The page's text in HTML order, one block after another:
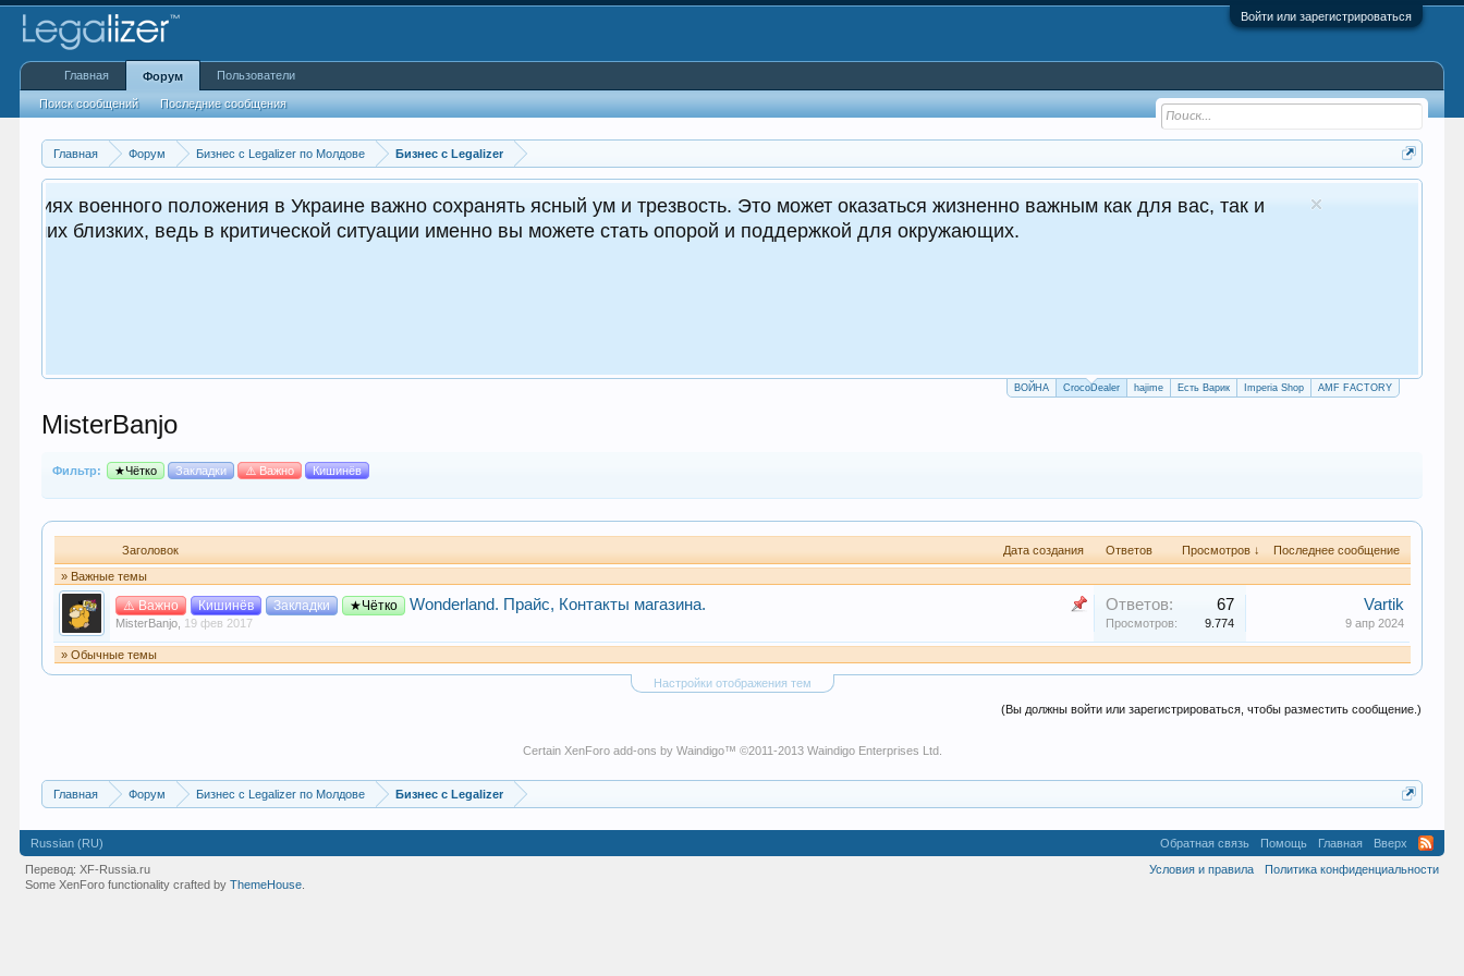
Войти или зарегистрироваться
Главная Форум Бизнес с Legalizer по Молдове Бизнес с Legalizer
как для вас, так и
CrocoDealer - №1 в Молдове Сайт авто продаж
Круглосуточные продажи 24/7
ВОЙНА CrocoDealer hajime Есть Варик Imperia Shop AMF FACTORY
MisterBanjo
Фильтр: ★Чётко Закладки ⚠️ Важно Кишинёв
Заголовок Дата создания Ответов Просмотров ↓
Последнее сообщение
» Важные темы
⚠️ Важно Кишинёв Закладки ★Чётко Wonderland. Прайс, Контакты магазина.
MisterBanjo 19 фев 2017
Ответов: 67
Просмотров: 9.774
Vartik
9 апр 2024
» Обычные темы
Настройки отображения тем
(Вы должны войти или зарегистрироваться, чтобы разместить сообщение.)
Certain XenForo add-ons by Waindigo™ ©2011-2013 Waindigo Enterprises Ltd.
Главная Форум Бизнес с Legalizer по Молдове Бизнес с Legalizer
Главная Форум
Поиск сообщений Последние сообщения
Пользователи
Russian (RU) Обратная связь Помощь Главная
Вверх
Условия и правила
Политика конфиденциальности
Перевод:XF-Russia.ru
Some XenForo functionality crafted byThemeHouse